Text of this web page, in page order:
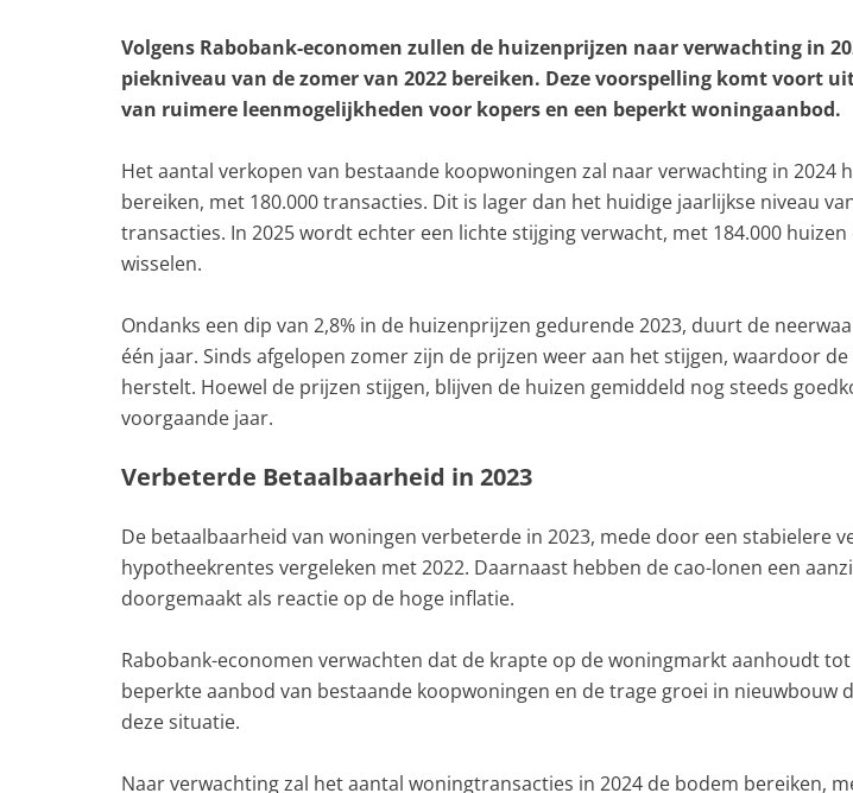
Volgens Rabobank-economen zullen de huizenprijzen naar verwachting in
piekniveau van de zomer van 2022 bereiken. Deze voorspelling komt voort
van ruimere leenmogelijkheden voor kopers en een beperkt woningaanbod.
Het aantal verkopen van bestaande koopwoningen zal naar verwachting in 2024
bereiken, met 180.000 transacties. Dit is lager dan het huidige jaarlijkse niveau
transacties. In 2025 wordt echter een lichte stijging verwacht, met 184.000
wisselen.
Ondanks een dip van 2,8% in de huizenprijzen gedurende 2023, duurt de
één jaar. Sinds afgelopen zomer zijn de prijzen weer aan het stijgen, waardoor
herstelt. Hoewel de prijzen stijgen, blijven de huizen gemiddeld nog steeds
voorgaande jaar.
Verbeterde Betaalbaarheid in 2023
De betaalbaarheid van woningen verbeterde in 2023, mede door een stabielere
hypotheekrentes vergeleken met 2022. Daarnaast hebben de cao-lonen een
doorgemaakt als reactie op de hoge inflatie.
Rabobank-economen verwachten dat de krapte op de woningmarkt aanhoudt tot
beperkte aanbod van bestaande koopwoningen en de trage groei in nieuwbouw
deze situatie.
Naar verwachting zal het aantal woningtransacties in 2024 de bodem bereiken,